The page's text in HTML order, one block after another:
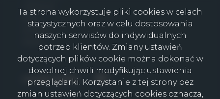
Kontakt
social media Facebook
Facebook
Ta strona wykorzystuje pliki cookies w celach
statystycznych oraz w celu dostosowania
naszych serwisów do indywidualnych
potrzeb klientów. Zmiany ustawień
dotyczących plików cookie można dokonać w
dowolnej chwili modyfikując ustawienia
przeglądarki. Korzystanie z tej strony bez
zmian ustawień dotyczących cookies oznacza,